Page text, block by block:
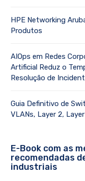
HPE Networking
Produtos
AIOps em Redes
Artificial Reduz o
Resolução de
Guia Definitivo de
VLANs, Layer 2,
E-Book com as
recomendadas
industriais